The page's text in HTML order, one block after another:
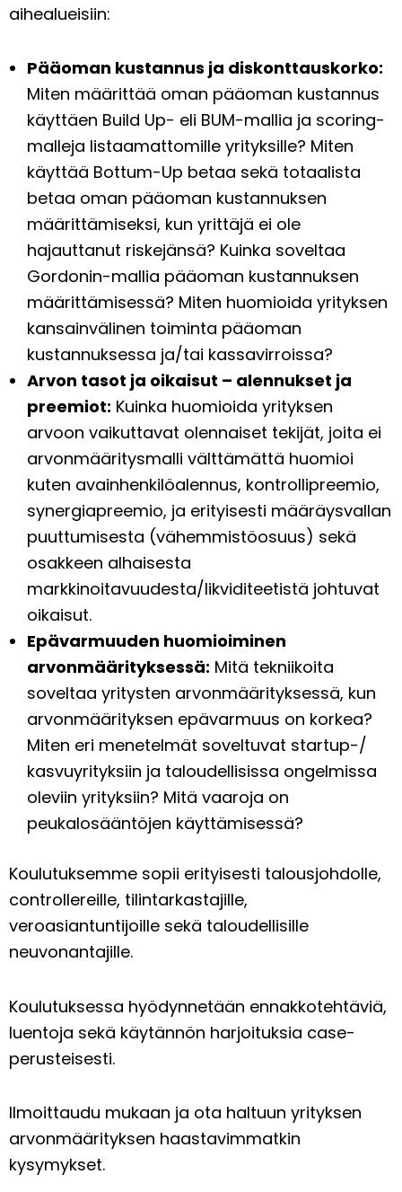
aihealueisiin:
Pääoman kustannus ja diskonttauskorko:
Miten määrittää oman pääoman kustannus
käyttäen Build Up- eli BUM-mallia ja scoring-
malleja listaamattomille yrityksille? Miten
käyttää Bottum-Up betaa sekä totaalista
betaa oman pääoman kustannuksen
määrittämiseksi, kun yrittäjä ei ole
hajauttanut riskejänsä? Kuinka soveltaa
Gordonin-mallia pääoman kustannuksen
määrittämisessä? Miten huomioida yrityksen
kansainvälinen toiminta pääoman
kustannuksessa ja/tai kassavirroissa?
Arvon tasot ja oikaisut – alennukset ja
preemiot: Kuinka huomioida yrityksen
arvoon vaikuttavat olennaiset tekijät, joita ei
arvonmääritysmalli välttämättä huomioi
kuten avainhenkilöalennus, kontrollipreemio,
synergiapreemio, ja erityisesti määräysvallan
puuttumisesta (vähemmistöosuus) sekä
osakkeen alhaisesta
markkinoitavuudesta/likviditeetistä johtuvat
oikaisut.
Epävarmuuden huomioiminen
arvonmäärityksessä: Mitä tekniikoita
soveltaa yritysten arvonmäärityksessä, kun
arvonmäärityksen epävarmuus on korkea?
Miten eri menetelmät soveltuvat startup-/
kasvuyrityksiin ja taloudellisissa ongelmissa
oleviin yrityksiin? Mitä vaaroja on
peukalosääntöjen käyttämisessä?
Koulutuksemme sopii erityisesti talousjohdolle,
controllereille, tilintarkastajille,
veroasiantuntijoille sekä taloudellisille
neuvonantajille.
Koulutuksessa hyödynnetään ennakkotehtäviä,
luentoja sekä käytännön harjoituksia case-
perusteisesti.
Ilmoittaudu mukaan ja ota haltuun yrityksen
arvonmäärityksen haastavimmatkin
kysymykset.